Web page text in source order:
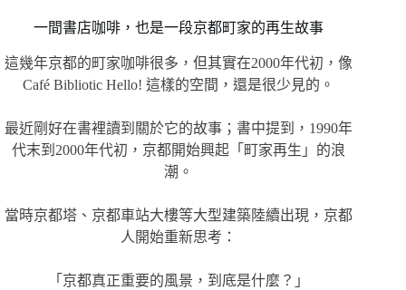
一間書店咖啡，也是一段京都町家的再生故事
這幾年京都的町家咖啡很多，但其實在2000年代初，像
Café Bibliotic Hello! 這樣的空間，還是很少見的。
最近剛好在書裡讀到關於它的故事；書中提到，1990年
代末到2000年代初，京都開始興起「町家再生」的浪
潮。
當時京都塔、京都車站大樓等大型建築陸續出現，京都
人開始重新思考：
「京都真正重要的風景，到底是什麼？」